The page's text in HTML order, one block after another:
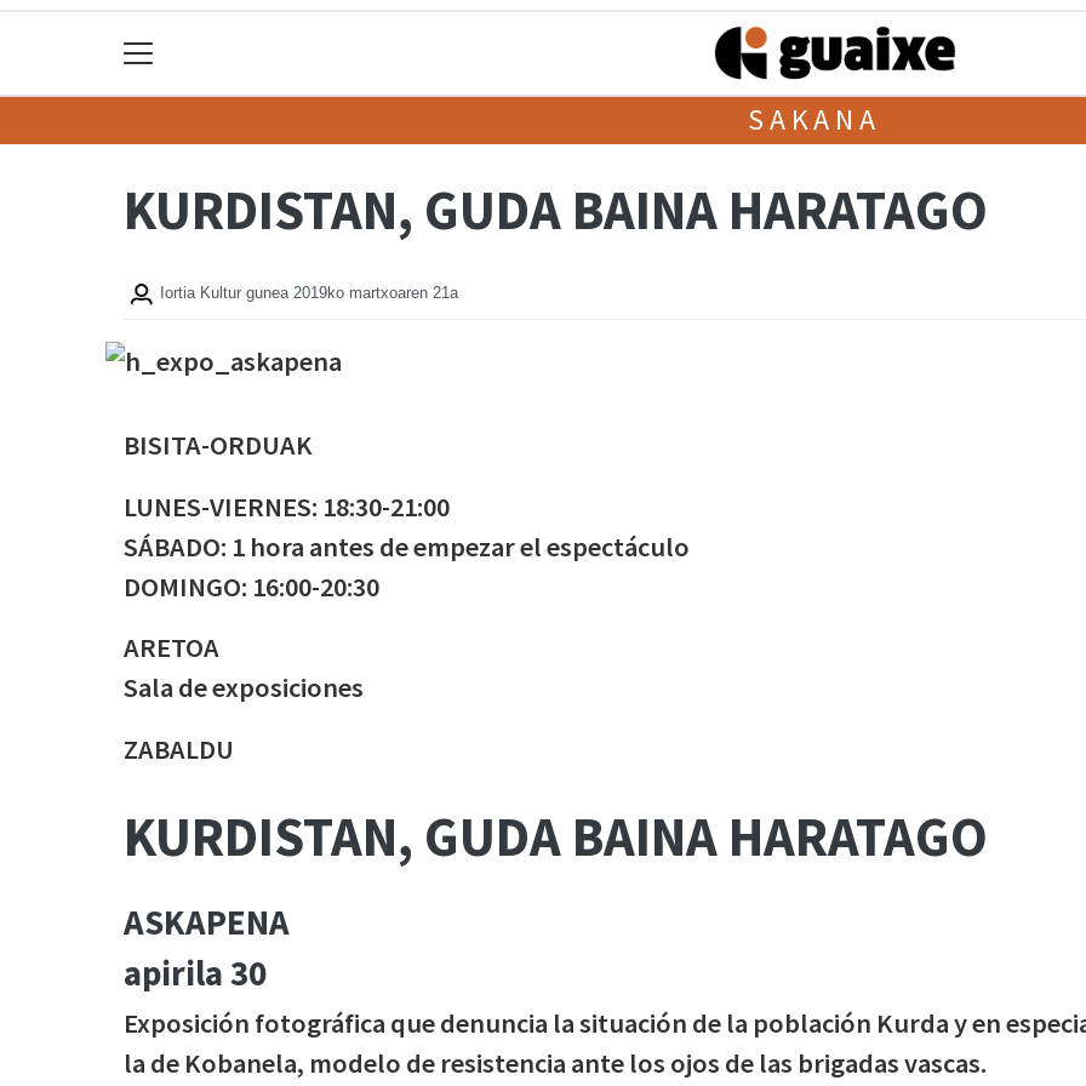
SAKANA
KURDISTAN, GUDA BAINA HARATAGO
Iortia Kultur gunea 2019ko martxoaren 21a
BISITA-ORDUAK
LUNES-VIERNES: 18:30-21:00
SÁBADO: 1 hora antes de empezar el espectáculo
DOMINGO: 16:00-20:30
ARETOA
Sala de exposiciones
ZABALDU
KURDISTAN, GUDA BAINA HARATAGO
ASKAPENA
apirila 30
Exposición fotográfica que denuncia la situación de la población Kurda y en
la de Kobanela, modelo de resistencia ante los ojos de las brigadas vascas.